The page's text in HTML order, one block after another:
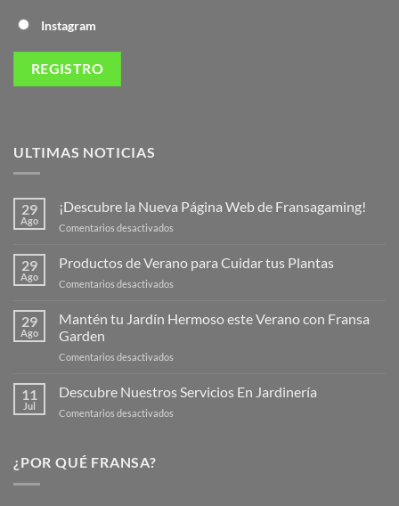
Instagram
ULTIMAS NOTICIAS
29
Ago
¡Descubre la Nueva Página Web de Fransagaming!
Comentarios desactivados
Nueva
de
29
Ago
Productos de Verano para Cuidar tus Plantas
Comentarios desactivados
de
Plantas
29
Ago
Mantén tu Jardín Hermoso este Verano con Fransa
Garden
Comentarios desactivados
tu
11
Jul
Descubre Nuestros Servicios En Jardinería
Comentarios desactivados
¿POR QUÉ FRANSA?